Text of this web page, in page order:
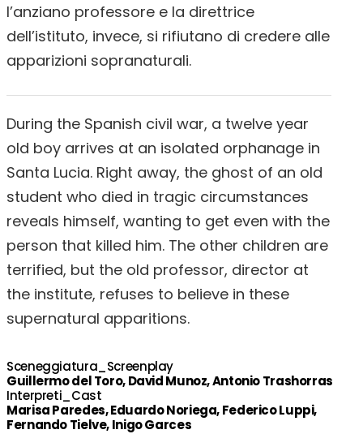
l’anziano professore e la direttrice
dell’istituto, invece, si rifiutano di credere alle
apparizioni sopranaturali.
During the Spanish civil war, a twelve year
old boy arrives at an isolated orphanage in
Santa Lucia. Right away, the ghost of an old
student who died in tragic circumstances
reveals himself, wanting to get even with the
person that killed him. The other children are
terrified, but the old professor, director at
the institute, refuses to believe in these
supernatural apparitions.
Sceneggiatura_Screenplay
Guillermo del Toro, David Munoz, Antonio Trashorras
Interpreti_Cast
Marisa Paredes, Eduardo Noriega, Federico Luppi,
Fernando Tielve, Inigo Garces